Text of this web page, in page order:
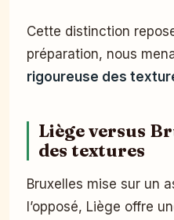
Cette distinction
préparation, nous
rigoureuse des
Liège versus
des textures
Bruxelles mise sur un
l’opposé, Liège offre